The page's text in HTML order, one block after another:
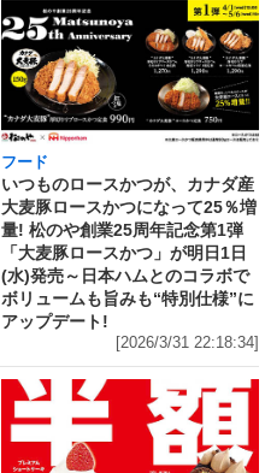
フード
いつものロースかつが、カナダ産
大麦豚ロースかつになって25％増
量! 松のや創業25周年記念第1弾
「大麦豚ロースかつ」が明日1日
(水)発売～日本ハムとのコラボで
ボリュームも旨みも“特別仕様”に
アップデート!
[2026/3/31 22:18:34]